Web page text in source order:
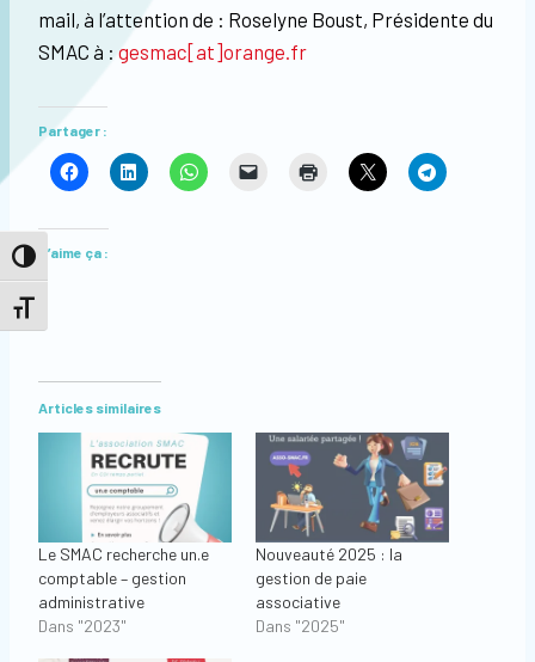
Passer en contraste élevé
Changer la taille de la police
mail, à l’attention de : Roselyne Boust, Présidente du
SMAC à : gesmac[at]orange.fr
Partager :
J’aime ça :
Articles similaires
Le SMAC recherche un.e
comptable – gestion
administrative
Dans "2023"
Nouveauté 2025 : la
gestion de paie
associative
Dans "2025"